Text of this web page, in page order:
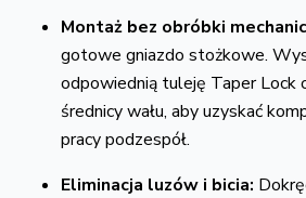
Montaż bez obróbki
gotowe gniazdo stożkowe.
odpowiednią tuleję Taper Lock
średnicy wału, aby uzyskać
pracy podzespół.
Eliminacja luzów i bicia: